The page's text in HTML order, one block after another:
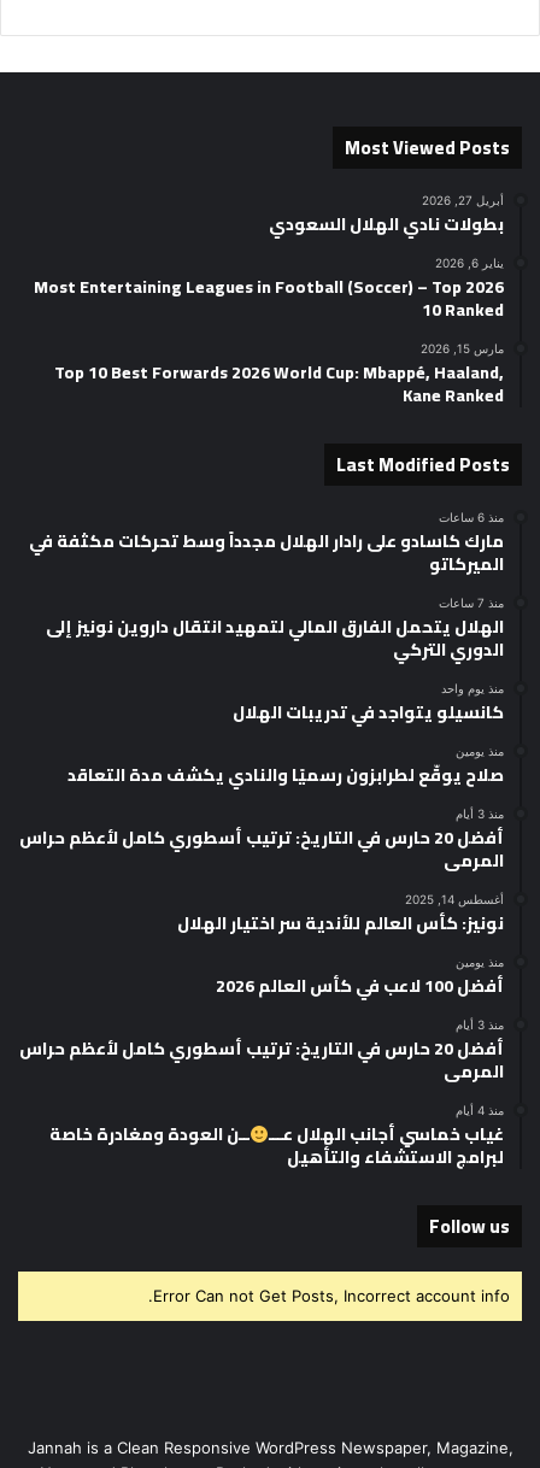
Most Viewed Posts
أبريل 27, 2026
بطولات نادي الهلال السعودي
يناير 6, 2026
2026 Most Entertaining Leagues in Football (Soccer) – Top
10 Ranked
مارس 15, 2026
Top 10 Best Forwards 2026 World Cup: Mbappé, Haaland,
Kane Ranked
Last Modified Posts
منذ 6 ساعات
مارك كاسادو على رادار الهلال مجدداً وسط تحركات مكثفة في
الميركاتو
منذ 7 ساعات
الهلال يتحمل الفارق المالي لتمهيد انتقال داروين نونيز إلى
الدوري التركي
منذ يوم واحد
كانسيلو يتواجد في تدريبات الهلال
منذ يومين
صلاح يوقّع لطرابزون رسميًا والنادي يكشف مدة التعاقد
منذ 3 أيام
أفضل 20 حارس في التاريخ: ترتيب أسطوري كامل لأعظم حراس
المرمى
أغسطس 14, 2025
نونيز: كأس العالم للأندية سر اختيار الهلال
منذ يومين
أفضل 100 لاعب في كأس العالم 2026
منذ 3 أيام
أفضل 20 حارس في التاريخ: ترتيب أسطوري كامل لأعظم حراس
المرمى
منذ 4 أيام
غياب خماسي أجانب الهلال عـــ ــن العودة ومغادرة خاصة
لبرامج الاستشفاء والتأهيل
Follow us
Error Can not Get Posts, Incorrect account info.
Jannah is a Clean Responsive WordPress Newspaper, Magazine,